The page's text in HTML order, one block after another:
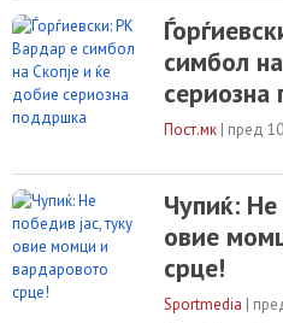
стартува од
живее Вардар
благодарам
имате
Ѓорѓиевски.
симбол на
симбол
Пост.мк | пред
Чупиќ: Не
овие
срце!
Sportmedia |